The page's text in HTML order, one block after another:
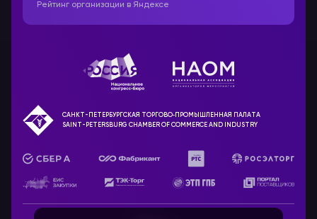
Рейтинг организации в Яндексе
САНКТ-ПЕТЕРБУРГСКАЯ ТОРГОВО‑ПРОМЫШЛЕННАЯ ПАЛАТА
SAINT-PETERSBURG CHAMBER OF COMMERCE AND INDUSTRY